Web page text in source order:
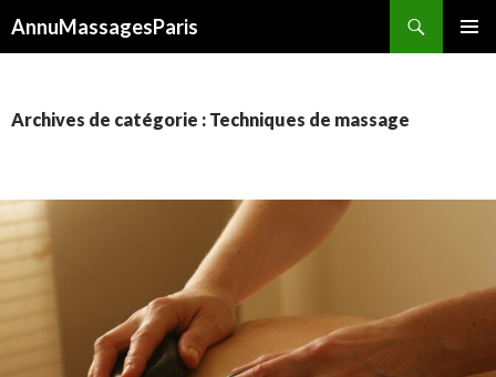
AnnuMassagesParis
Archives de catégorie : Techniques de massage